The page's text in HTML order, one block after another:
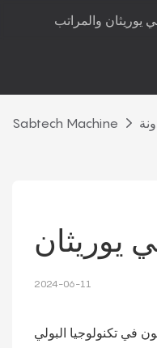
Sabtech Machine
يوريثان
2024-06-11
في تكنولوجيا البولي